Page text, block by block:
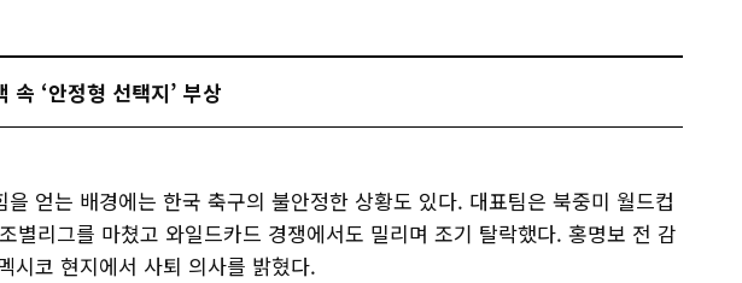
속 ‘안정형 선택지’ 부상
을 얻는 배경에는 한국 축구의 불안정한 상황도 있다. 대표팀은 북중미 월드컵
별리그를 마쳤고 와일드카드 경쟁에서도 밀리며 조기 탈락했다. 홍명보 전 감
시코 현지에서 사퇴 의사를 밝혔다.